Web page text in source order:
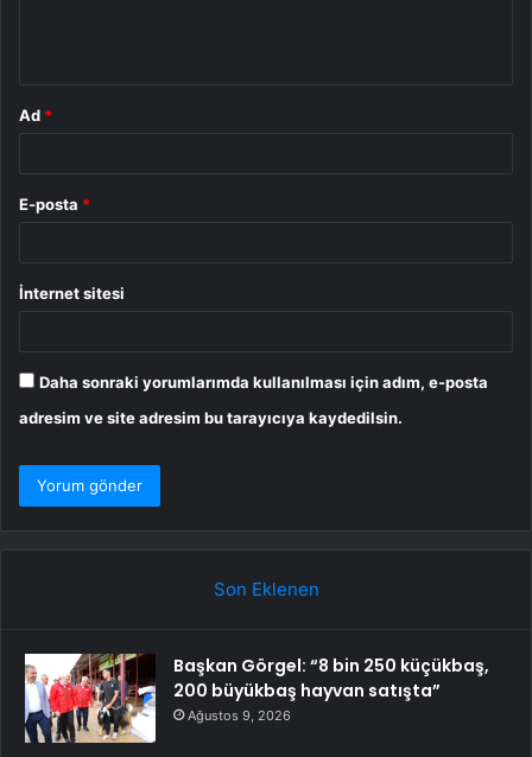
Ad *
E-posta *
İnternet sitesi
Daha sonraki yorumlarımda kullanılması için adım, e-posta
adresim ve site adresim bu tarayıcıya kaydedilsin.
Son Eklenen
Başkan Görgel: “8 bin 250 küçükbaş,
200 büyükbaş hayvan satışta”
Ağustos 9, 2026